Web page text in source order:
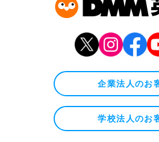
企業法人のお
学校法人のお